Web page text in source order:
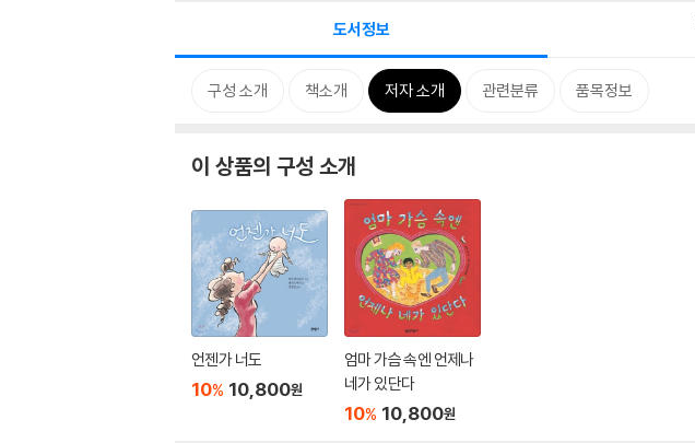
도서정보
구성 소개 책소개 저자 소개 관련분류 품목정보
이 상품의 구성 소개
언젠가 너도
10% 10,800원
엄마 가슴 속엔 언제나
네가 있단다
10% 10,800원